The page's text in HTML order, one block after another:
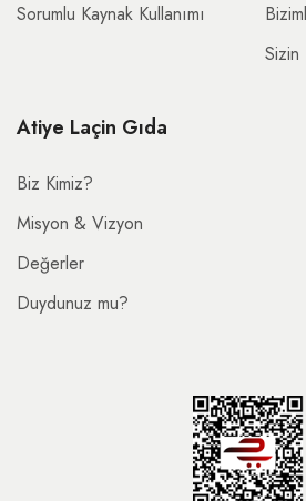
Sorumlu Kaynak Kullanımı
Sizin
Atiye Laçin Gıda
Biz Kimiz?
Misyon & Vizyon
Değerler
Duydunuz mu?